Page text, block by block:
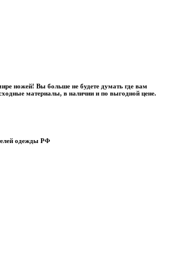
ножей! Вы больше не будете думать где вам
материалы, в наличии и по выгодной цене.
одежды РФ